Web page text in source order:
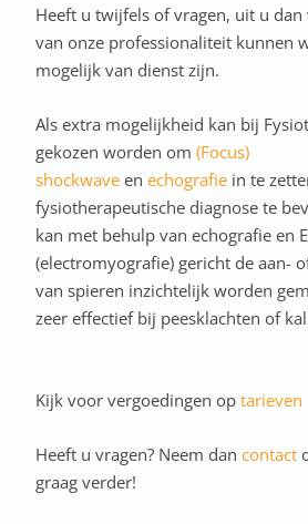
Heeft u twijfels of vragen, uit u dan
van onze professionaliteit kunnen
mogelijk van dienst zijn.
Als extra mogelijkheid kan bij
gekozen worden om (Focus)
shockwave en echografie in te
fysiotherapeutische diagnose te
kan met behulp van echografie en
(electromyografie) gericht de aan-
van spieren inzichtelijk worden
zeer effectief bij peesklachten of
Kijk voor vergoedingen op tarieven
Heeft u vragen? Neem dan contact
graag verder!